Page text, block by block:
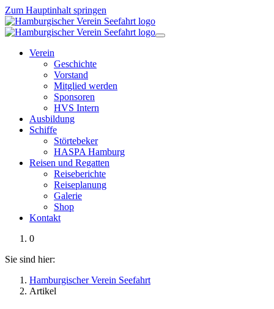
Zum Hauptinhalt springen
Verein
Geschichte
Vorstand
Mitglied werden
Sponsoren
HVS Intern
Ausbildung
Schiffe
Störtebeker
HASPA Hamburg
Reisen und Regatten
Reiseberichte
Reiseplanung
Galerie
Shop
Kontakt
0
Sie sind hier:
Hamburgischer Verein Seefahrt
Artikel